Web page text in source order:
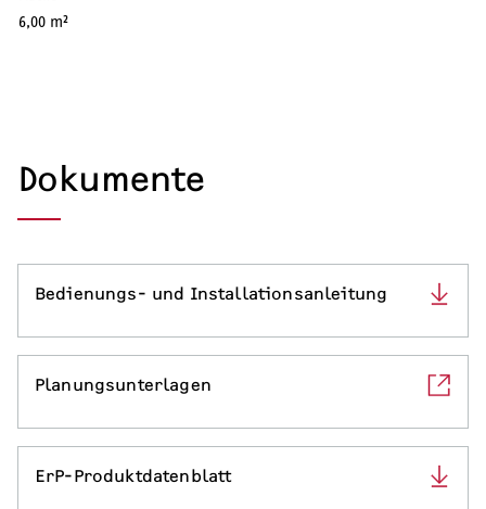
6,00 m²
Dokumente
Bedienungs- und Installationsanleitung
Planungsunterlagen
ErP-Produktdatenblatt